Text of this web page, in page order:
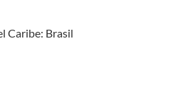
Caribe: Brasil